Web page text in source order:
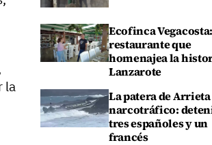
la
Ecofinca
restaurante que
homenajea la
Lanzarote
La patera de
narcotráfico:
tres españoles y un
francés